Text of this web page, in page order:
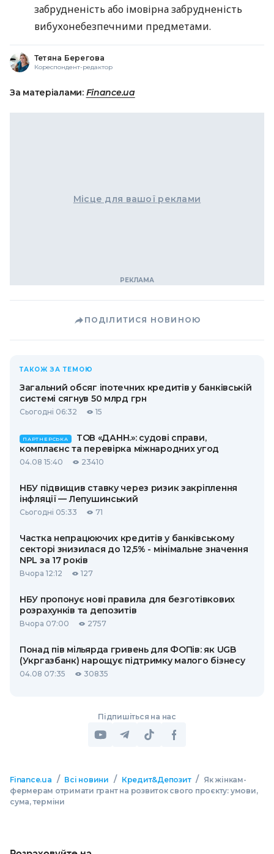
забрудненість або імовірна забрудненість
вибухонебезпечними предметами.
Тетяна Берегова
Кореспондент-редактор
За матеріалами: Finance.ua
Місце для вашої реклами
ПОДІЛИТИСЯ НОВИНОЮ
ТАКОЖ ЗА ТЕМОЮ
Загальний обсяг іпотечних кредитів у банківській
системі сягнув 50 млрд грн
Сьогодні 06:32 15
ПАРТНЕРСЬКА
ТОВ «ДАНН.»: судові справи,
комплаєнс та перевірка міжнародних угод
04.08 15:40 23410
НБУ підвищив ставку через ризик закріплення
інфляції — Лепушинський
Сьогодні 05:33 71
Частка непрацюючих кредитів у банківському
секторі знизилася до 12,5% - мінімальне значення
NPL за 17 років
Вчора 12:12 127
НБУ пропонує нові правила для безготівкових
розрахунків та депозитів
Вчора 07:00 2757
Понад пів мільярда гривень для ФОПів: як UGB
(Укргазбанк) нарощує підтримку малого бізнесу
04.08 07:35 30835
Підпишіться на нас
Finance.ua / Всі новини / Кредит&Депозит / Як жінкам-
фермерам отримати грант на розвиток свого проєкту: умови,
сума, терміни